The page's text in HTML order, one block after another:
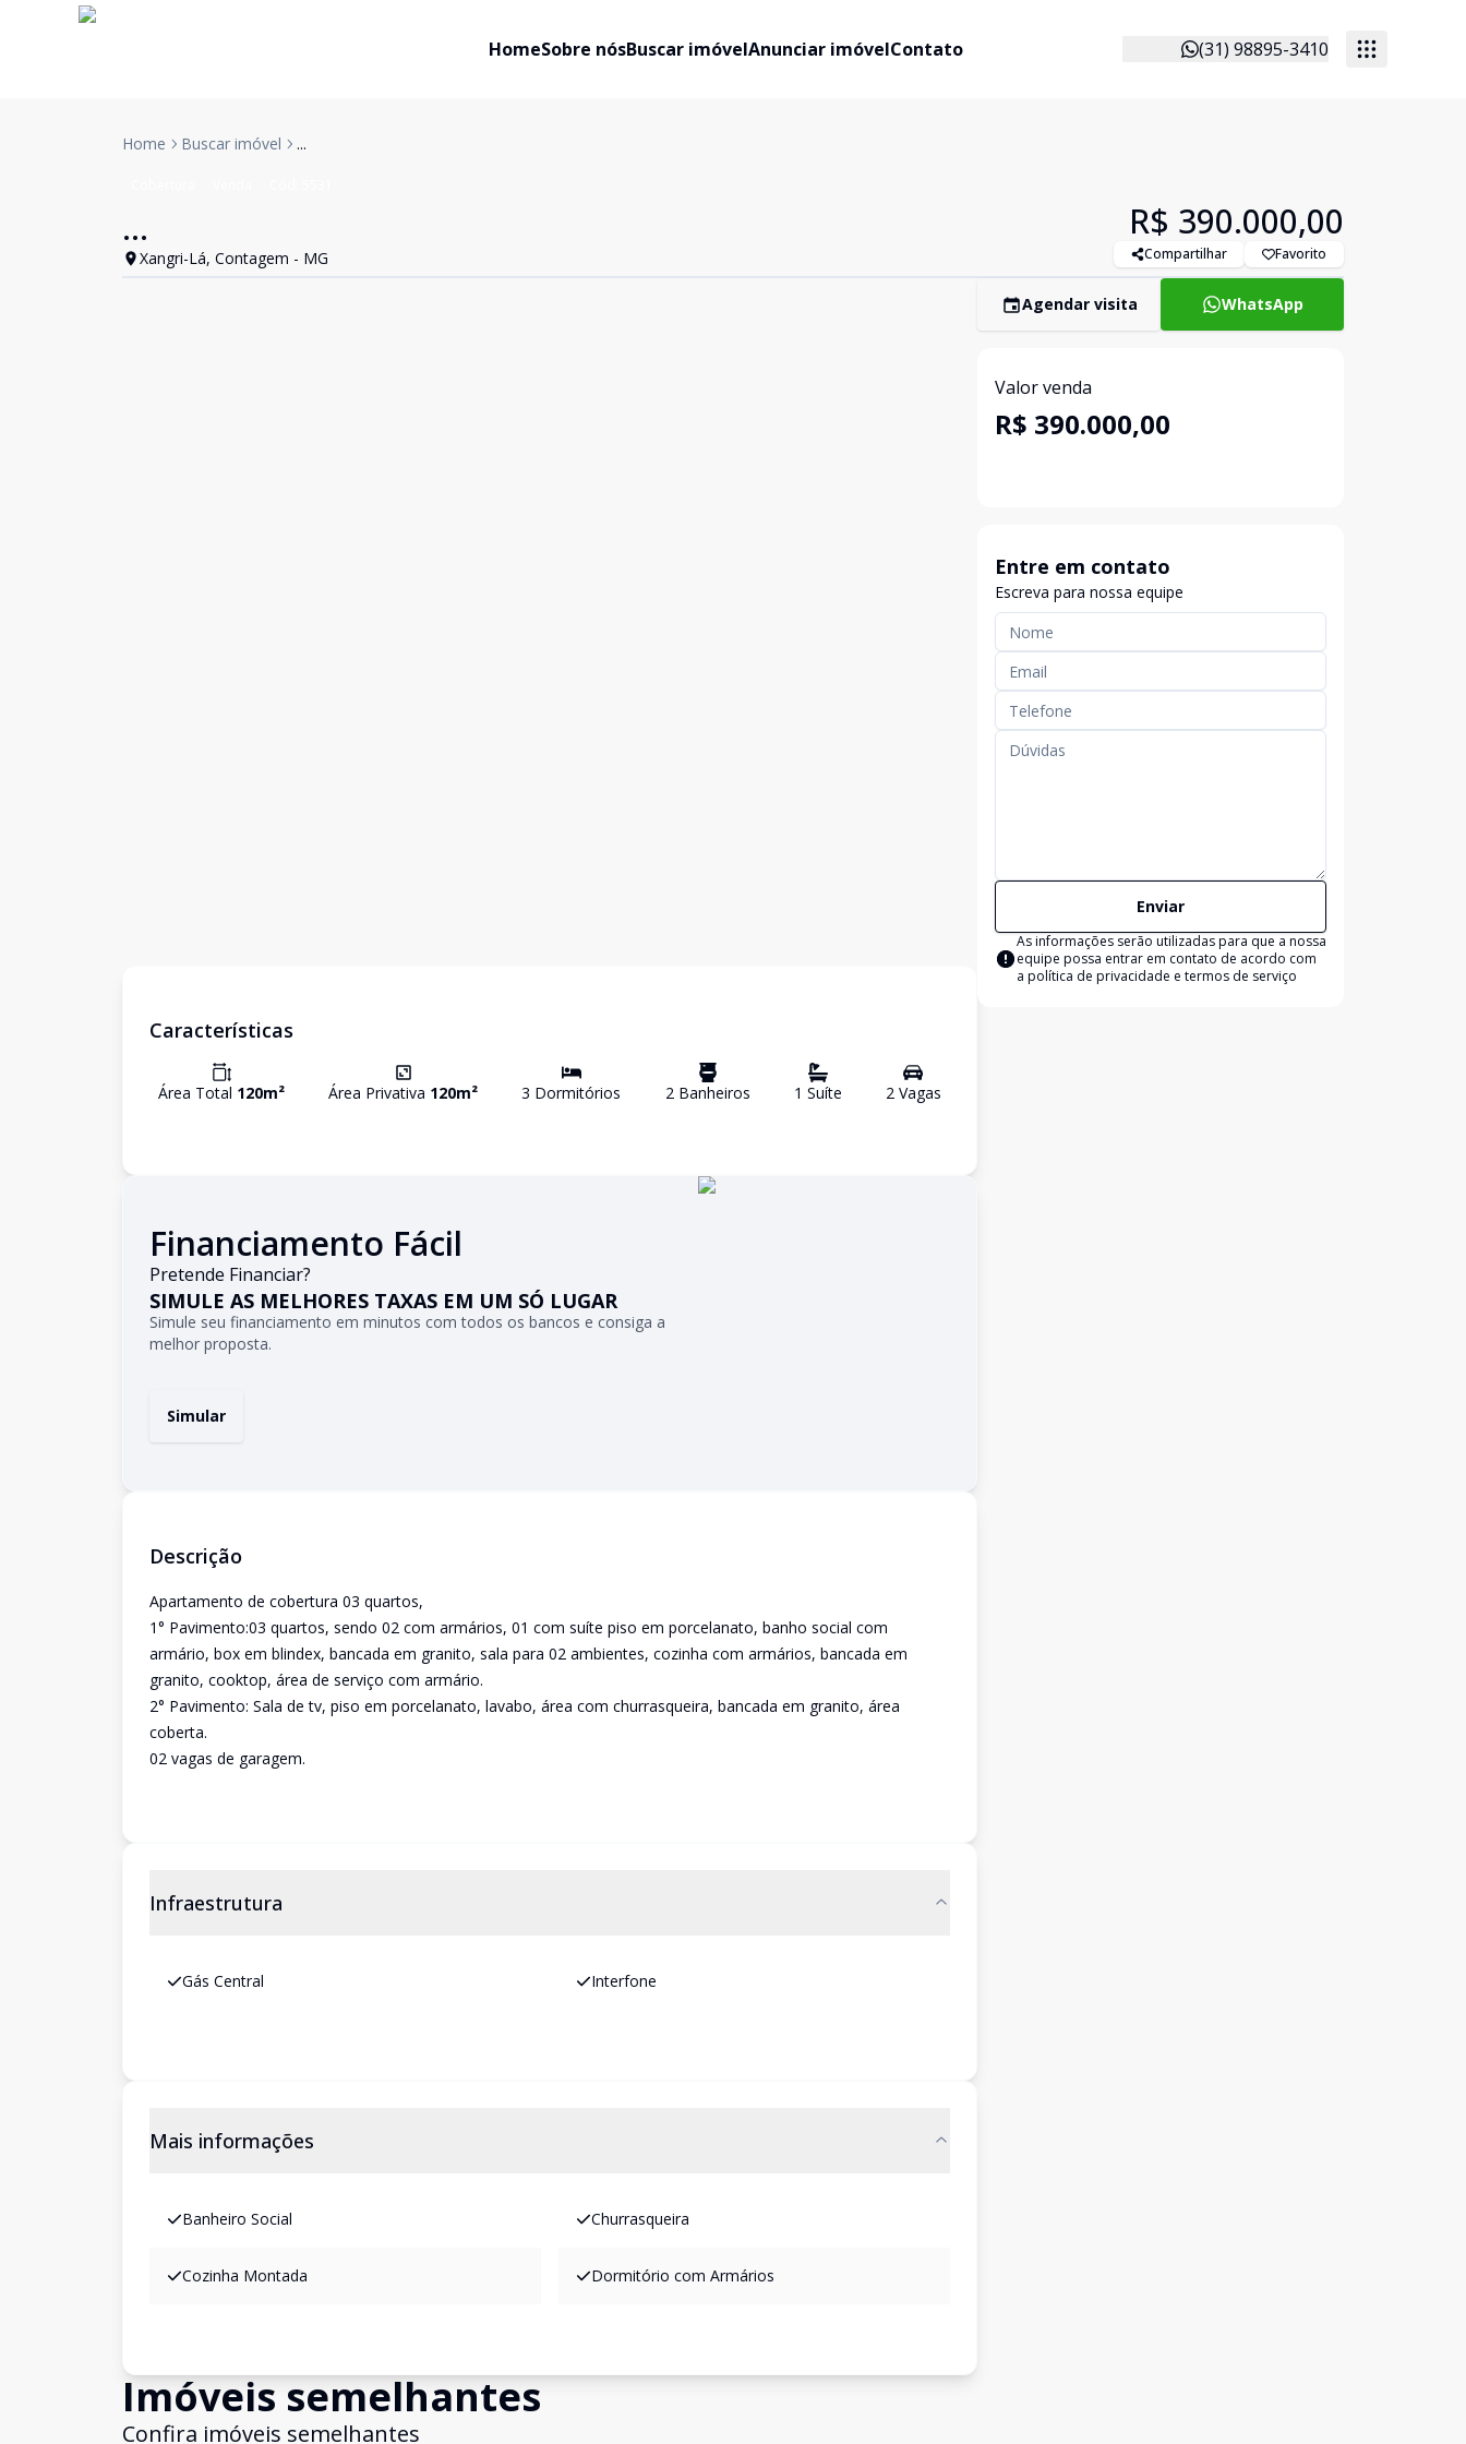
HomeSobre nósBuscar imóvelAnunciar imóvelContato (31) 98895-3410
Home Buscar imóvel ...
...
Xangri-Lá, Contagem - MG
R$ 390.000,00
Compartilhar Favorito
Características
Área Total 120m² Área Privativa 120m² 3 Dormitórios 2Banheiros 1 Suíte 2Vagas
Financiamento Fácil
Pretende Financiar?
SIMULE AS MELHORES TAXAS EM UM SÓ LUGAR
Simule seu financiamento em minutos com todos os bancos e consiga a
melhor proposta.
Simular
Descrição
Apartamento de cobertura 03 quartos,
1° Pavimento:03 quartos, sendo 02 com armários, 01 com suíte piso em porcelanato, banho social com
armário, box em blindex, bancada em granito, sala para 02 ambientes, cozinha com armários, bancada em
granito, cooktop, área de serviço com armário.
2° Pavimento: Sala de tv, piso em porcelanato, lavabo, área com churrasqueira, bancada em granito, área
coberta.
02 vagas de garagem.
Infraestrutura
Gás Central Interfone
Mais informações
Banheiro Social Churrasqueira
Cozinha Montada Dormitório com Armários
Imóveis semelhantes
Confira imóveis semelhantes
Agendar visita WhatsApp
Valor venda
R$ 390.000,00
Entre em contato
Escreva para nossa equipe
Enviar
As informações serão utilizadas para que a nossa
equipe possa entrar em contato de acordo com
a política de privacidade e termos de serviço